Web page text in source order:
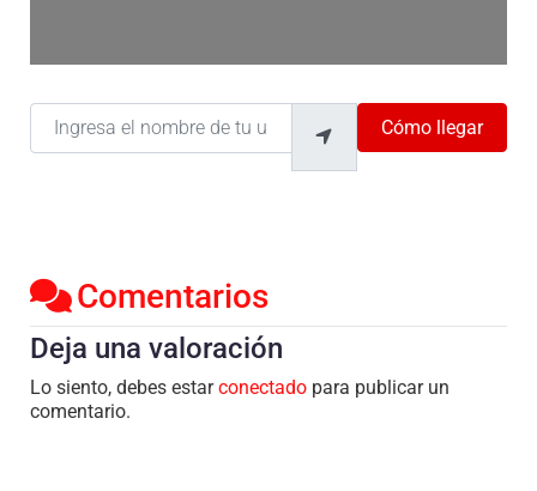
Ingresa el nombre de tu ubicación
Cómo llegar
Comentarios
Deja una valoración
Lo siento, debes estarconectado para publicar un
comentario.